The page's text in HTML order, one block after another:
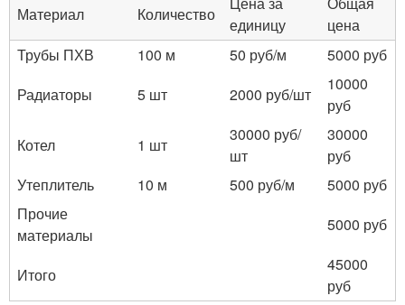
Материал Количество
единицу
цена
Трубы ПХВ
100 м 50 руб/м
5000 руб
Радиаторы
5 шт 2000 руб/шт
10000
руб
Котел
1 шт
30000 руб/
шт
30000
руб
Утеплитель
10 м 500 руб/м
5000 руб
Прочие
материалы
5000 руб
Итого
45000
руб